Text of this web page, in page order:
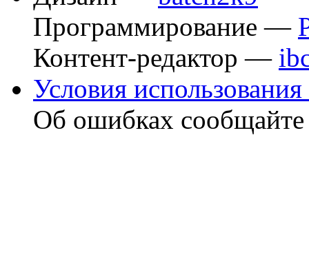
Программирование —
Контент-редактор —
Условия использования
Об ошибках